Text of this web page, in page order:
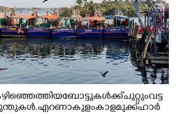
ബോട്ടുകൾക്ക് ചുറ്റും വട്ട
എറണാകുളം കാളമുക്ക് ഹാർ